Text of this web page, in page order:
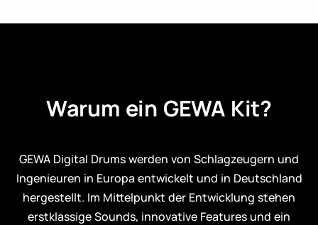
Warum ein GEWA Kit?
GEWA Digital Drums werden von Schlagzeugern und
Ingenieuren in Europa entwickelt und in Deutschland
hergestellt. Im Mittelpunkt der Entwicklung stehen
erstklassige Sounds, innovative Features und ein